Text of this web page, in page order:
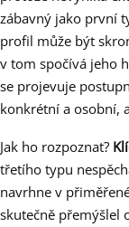
zábavný jako první
profil může být
v tom spočívá jeho
se projevuje
konkrétní a osobní,
Jak ho rozpoznat?
třetího typu
navrhne v
skutečně přemýšlel